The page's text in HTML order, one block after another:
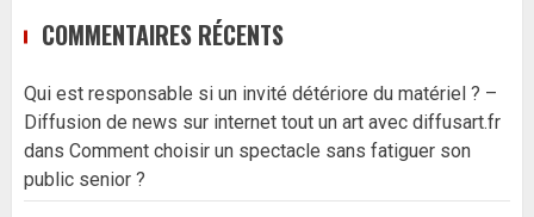
COMMENTAIRES RÉCENTS
Qui est responsable si un invité détériore du matériel ? –
Diffusion de news sur internet tout un art avec diffusart.fr
dans Comment choisir un spectacle sans fatiguer son
public senior ?